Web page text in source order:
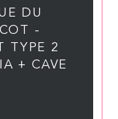
DU
-
TYPE 2
+ CAVE